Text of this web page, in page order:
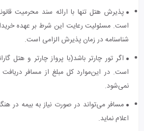
پذیرش هتل تنها با ارائه سند محرمیت
است. مسئولیت رعایت این شرط بر عهده
شناسنامه در زمان پذیرش الزامی است.
اگر تور چارتر باشد(با پرواز چارتر و هتل
است. در این‌موارد کل مبلغ از مسافر
نمی‌شود.
مسافر می‌تواند در صورت نیاز به بیمه در
اعلام نماید.